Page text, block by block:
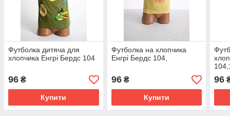
Футболка дитяча для
хлопчика Енгрі Бердс 104
96 ₴
Купити
Футболка на хлопчика
Енгрі Бердс 104,
96₴
Купити
96